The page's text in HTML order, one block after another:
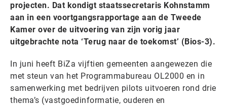
projecten. Dat kondigt staatssecretaris Kohnstamm
aan in een voortgangsrapportage aan de Tweede
Kamer over de uitvoering van zijn vorig jaar
uitgebrachte nota ‘Terug naar de toekomst’ (Bios-3).
In juni heeft BiZa vijftien gemeenten aangewezen die
met steun van het Programmabureau OL2000 en in
samenwerking met bedrijven pilots uitvoeren rond drie
thema’s (vastgoedinformatie, ouderen en